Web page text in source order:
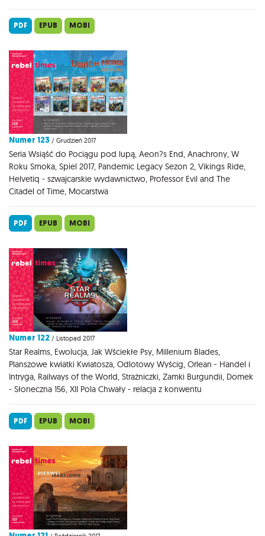
PDF EPUB MOBI
Numer 123 / Grudzień 2017
Seria Wsiąść do Pociągu pod lupą, Aeon?s End, Anachrony, W
Roku Smoka, Spiel 2017, Pandemic Legacy Sezon 2, Vikings Ride,
Helvetiq - szwajcarskie wydawnictwo, Professor Evil and The
Citadel of Time, Mocarstwa
PDF EPUB MOBI
Numer 122 / Listopad 2017
Star Realms, Ewolucja, Jak Wściekłe Psy, Millenium Blades,
Planszowe kwiatki Kwiatosza, Odlotowy Wyścig, Orlean - Handel i
Intryga, Railways of the World, Strażniczki, Zamki Burgundii, Domek
- Słoneczna 156, XII Pola Chwały - relacja z konwentu
PDF EPUB MOBI